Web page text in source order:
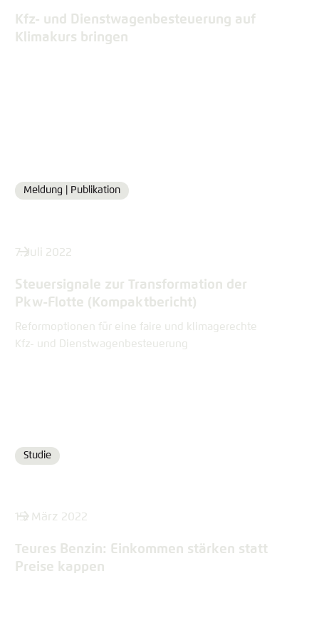
Kfz- und Dienstwagenbesteuerung auf
Klimakurs bringen
Format
Meldung | Publikation
7. Juli 2022
Steuersignale zur Transformation der
Pkw-Flotte (Kompaktbericht)
Reformoptionen für eine faire und klimagerechte
Kfz- und Dienstwagenbesteuerung
Format
Studie
15. März 2022
Teures Benzin: Einkommen stärken statt
Preise kappen